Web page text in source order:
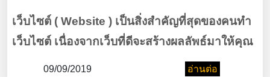
เว็บไซต์ ( Website ) เป็นสิ่งสำคัญที่สุดของคนทำ
เว็บไซต์ เนื่องจากเว็บที่ดีจะสร้างผลลัพธ์มาให้คุณ
ในแบบที่คาดไม่ถึงเลยทีเดียว คุณจะสามารถขาย
09/09/2019 อ่านต่อ